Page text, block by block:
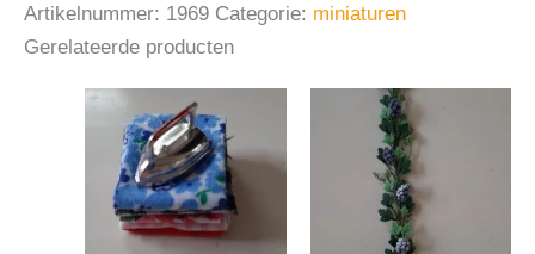
Artikelnummer: 1969 Categorie: miniaturen
Gerelateerde producten